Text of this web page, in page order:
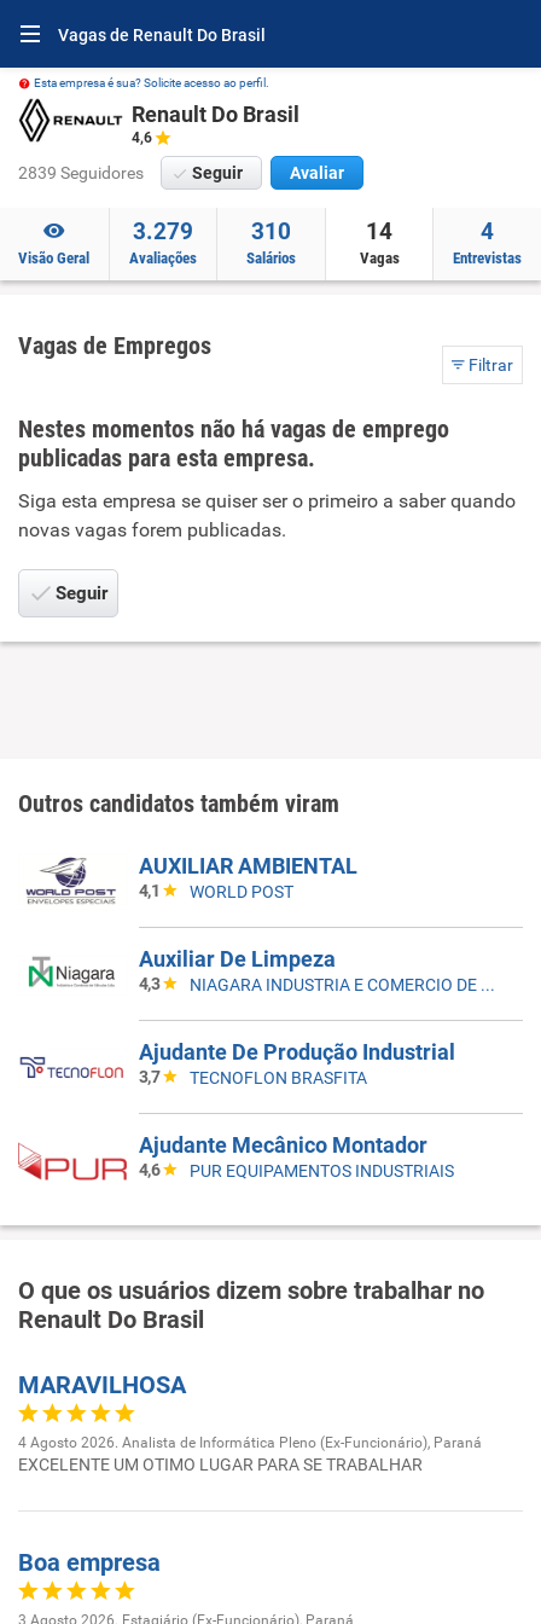
Vagas de Renault Do Brasil
Esta empresa é sua? Solicite acesso ao perfil.
Renault Do Brasil
4,6
2839 Seguidores Seguir Avaliar
Visão Geral
3.279
Avaliações
310
Salários
14
Vagas
4
Entrevistas
Vagas de Empregos
Filtrar
Nestes momentos não há vagas de emprego
publicadas para esta empresa.
Siga esta empresa se quiser ser o primeiro a saber quando
novas vagas forem publicadas.
Seguir
Outros candidatos também viram
AUXILIAR AMBIENTAL
4,1 WORLD POST
Auxiliar De Limpeza
4,3 NIAGARA INDUSTRIA E COMERCIO DE VALVULAS LTDA
Ajudante De Produção Industrial
3,7 TECNOFLON BRASFITA
Ajudante Mecânico Montador
4,6 PUR EQUIPAMENTOS INDUSTRIAIS
O que os usuários dizem sobre trabalhar no
Renault Do Brasil
MARAVILHOSA
4 Agosto 2026. Analista de Informática Pleno (Ex-Funcionário), Paraná
EXCELENTE UM OTIMO LUGAR PARA SE TRABALHAR
Boa empresa
3 Agosto 2026. Estagiário (Ex-Funcionário), Paraná